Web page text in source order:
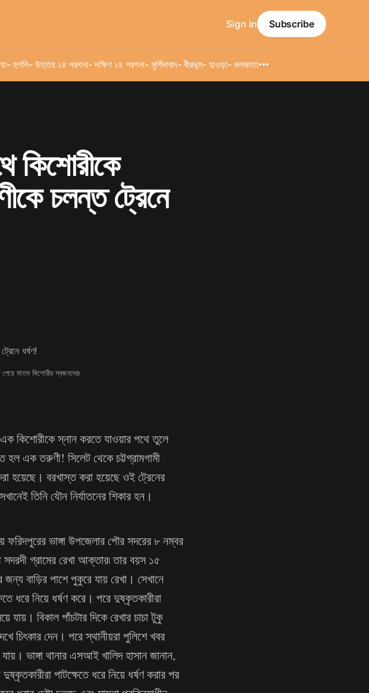
- হুগলি- উত্তর ২৪ পরগনা- দক্ষিণ ২৪ পরগনা- মুর্শিদাবাদ- বীরভূম- হাওড়া- কলকাতা
Sign in Subscribe
কিশোরীকে
চলন্ত ট্রেনে
মাতম কিশোরীর স্বজনদের৷
এক কিশোরীকে স্নান করতে যাওয়ার পথে তুলে
হল এক তরুণী! সিলেট থেকে চট্টগ্রামগামী
হয়েছে। বরখাস্ত করা হয়েছে ওই ট্রেনের
তিনি যৌন নির্যাতনের শিকার হন।
ফরিদপুরের ভাঙ্গা উপজেলার পৌর সদরের ৮ নম্বর
সদরদী গ্রামের রেখা আক্তার৷ তার বয়স ১৫
বাড়ির পাশে পুকুরে যায় রেখা। সেখানে
ধরে নিয়ে ধর্ষণ করে। পরে দুষ্কৃতকারীরা
যায়। বিকাল পাঁচটার দিকে রেখার চাচা টুকু
চিৎকার দেন। পরে স্থানীয়রা পুলিশে খবর
ভাঙ্গা থানার এসআই খালিদ হাসান জানান,
পাটক্ষেতে ধরে নিয়ে ধর্ষণ করার পর